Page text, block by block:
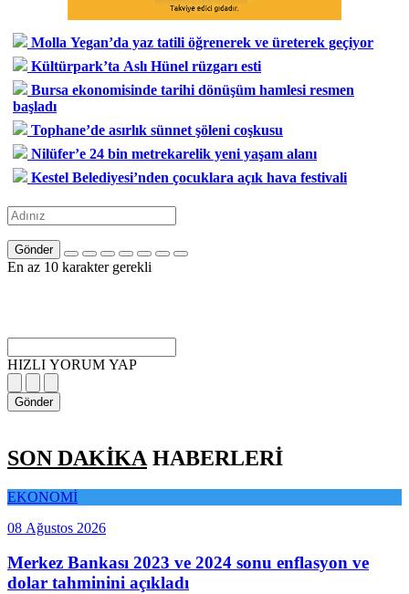
Molla Yegan’da yaz tatili öğrenerek ve üreterek geçiyor
Kültürpark’ta Aslı Hünel rüzgarı esti
Bursa ekonomisinde tarihi dönüşüm hamlesi resmen
başladı
Tophane’de asırlık sünnet şöleni coşkusu
Nilüfer’e 24 bin metrekarelik yeni yaşam alanı
Kestel Belediyesi’nden çocuklara açık hava festivali
Gönder
En az 10 karakter gerekli
HIZLI YORUM YAP
Gönder
SON DAKİKA HABERLERİ
EKONOMİ
08 Ağustos 2026
Merkez Bankası 2023 ve 2024 sonu enflasyon ve
dolar tahminini açıkladı